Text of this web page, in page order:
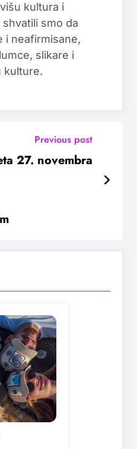
kultura i
smo da
i neafirmisane,
slikare i
kulture.
Previous post
27. novembra